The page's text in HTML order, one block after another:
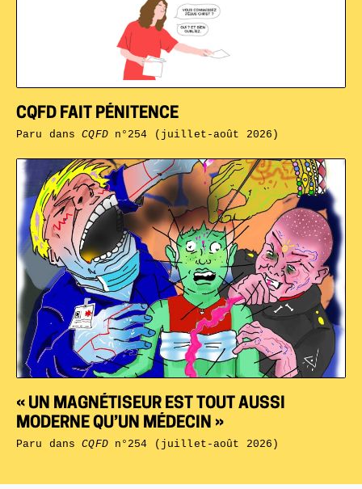
« UN MAGNÉTISEUR EST TOUT AUSSI
MODERNE QU’UN MÉDECIN »
Paru dansCQFDn°254 (juillet-août 2026)
CQFD FAIT PÉNITENCE
Paru dansCQFDn°254 (juillet-août 2026)